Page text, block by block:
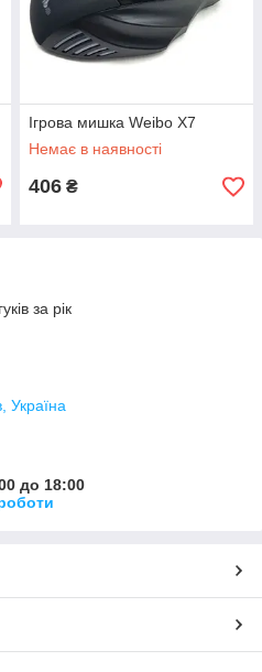
Ігрова мишка Weibo X7
Немає в наявності
406 ₴
за рік
Україна
до 18:00